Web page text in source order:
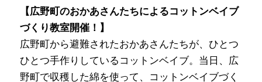
【広野町のおかあさんたちによるコットンベイブ
づくり教室開催！】
広野町から避難されたおかあさんたちが、ひとつ
ひとつ手作りしているコットンベイブ。当日、広
野町で収穫した綿を使って、コットンベイブづく